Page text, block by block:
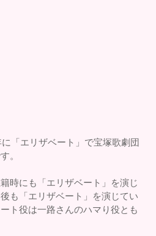
「エリザベート」で宝塚歌劇団
。
時にも「エリザベート」を演じ
も「エリザベート」を演じてい
ト役は一路さんのハマり役とも